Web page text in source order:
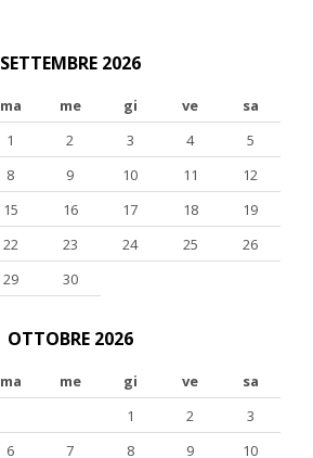
SETTEMBRE 2026
ma me gi ve
sa
1
2 3 4
5
8 9 10 11
12
15 16 17 18
19
22 23 24 25
26
29 30
OTTOBRE 2026
ma me gi ve
sa
1
2
3
6 7 8 9 10